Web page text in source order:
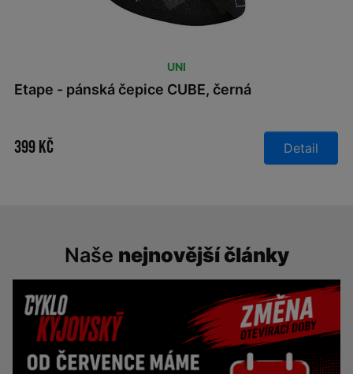
UNI
Etape - pánská čepice CUBE, černá
399 Kč Detail
Naše nejnovější články